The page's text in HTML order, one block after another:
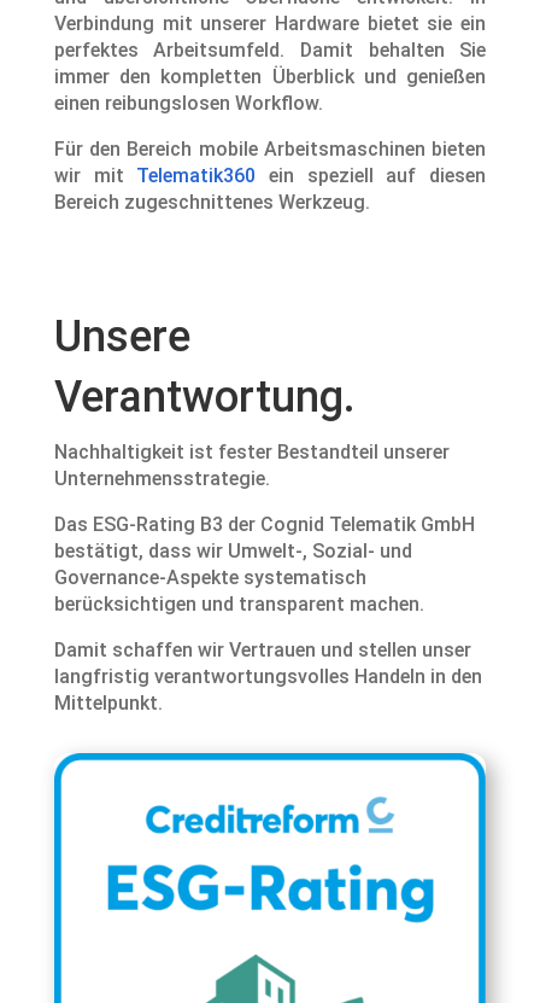
Verbindung mit unserer Hardware bietet sie ein
perfektes Arbeitsumfeld. Damit behalten Sie
immer den kompletten Überblick und genießen
einen reibungslosen Workflow.
Für den Bereich mobile Arbeitsmaschinen bieten
wir mit Telematik360 ein speziell auf diesen
Bereich zugeschnittenes Werkzeug.
Unsere
Verantwortung.
Nachhaltigkeit ist fester Bestandteil unserer
Unternehmensstrategie.
Das ESG-Rating B3 der Cognid Telematik GmbH
bestätigt, dass wir Umwelt-, Sozial- und
Governance-Aspekte systematisch
berücksichtigen und transparent machen.
Damit schaffen wir Vertrauen und stellen unser
langfristig verantwortungsvolles Handeln in den
Mittelpunkt.